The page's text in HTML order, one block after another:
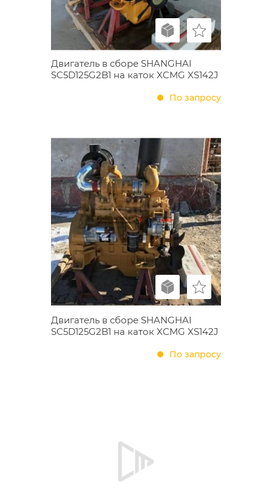
Двигатель в сборе SHANGHAI
SC5D125G2B1 на каток XCMG XS142J
По запросу
Двигатель в сборе SHANGHAI
SC5D125G2B1 на каток XCMG XS142J
По запросу